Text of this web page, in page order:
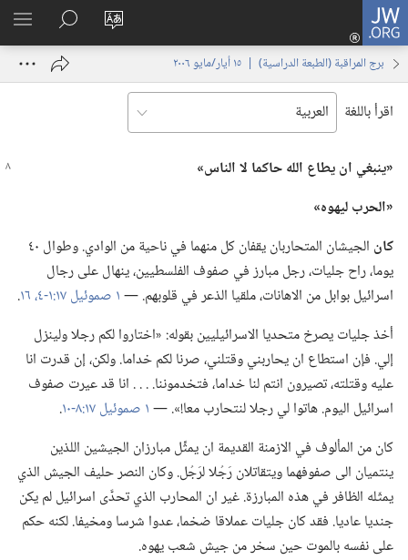
JW.ORG
تغيير
الموقع
تسجيل
الدخول
نافذة
البحث
في
JW.‎ORG
برج المراقبة (‏الطبعة الدراسية)‏ | ‏‎١٥‏ ‏‎أيار/مايو‏ ‎٢٠٠٦
اقرأ باللغة
‏«ينبغي ان يطاع الله حاكما لاالناس»‏
‏«الحرب ليهوه»‏
كان
الجيشان المتحاربان يقفان كل منهما في ناحية من الوادي.‏ وطوال ٤٠
يوما،‏ راح جليات،‏ رجل مبارز في صفوف الفلسطيين،‏ ينهال على رجال
اسرائيل بوابل من الاهانات،‏ ملقيا الذعر في قلوبهم.‏ —‏١ صموئيل ١٧:‏١-‏٤،‏
‏.‏
أخذ جليات يصرخ متحديا الاسرائيليين بقوله:‏ «اختاروا لكم رجلا ولينزل
إلي.‏ فإن استطاع ان يحاربني وقتلني،‏ صرنا لكم خداما.‏ ولكن،‏ إن قدرت انا
عليه وقتلته،‏ تصيرون انتم لنا خداما،‏ فتخدموننا.‏ .‏ .‏ .‏ انا قد عيرت صفوف
اسرائيل اليوم.‏ هاتوا لي رجلا لنتحارب معا!‏».‏ —‏١ صموئيل ١٧:‏٨-‏١٠
‏.‏
كان من المألوف في الازمنة القديمة ان يمثِّل مبارزان الجيشين اللذين
ينتميان الى صفوفهما ويتقاتلان رَجُلا لرَجُل.‏ وكان النصر حليف الجيش الذي
يمثّله الظافر في هذه المبارزة.‏ غير ان المحارب الذي تحدَّى اسرائيل لم يكن
جنديا عاديا.‏ فقد كان جليات عملاقا ضخما،‏ عدوا شرسا ومخيفا.‏ لكنه حكم
على نفسه بالموت حين سخر من جيش شعب يهوه.‏